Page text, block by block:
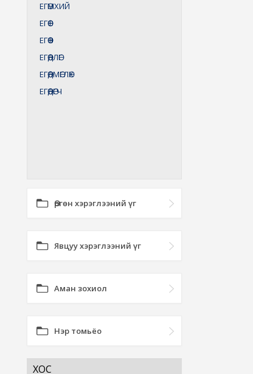
ЕГӨМХИЙ
ЕГӨӨI
ЕГӨӨII
ЕГӨӨДЛӨГ
ЕГӨӨДМӨГЛӨХ
ЕГӨӨДӨГЧ
Өргөн хэрэглээний үг
Явцуу хэрэглээний үг
Аман зохиол
Нэр томьёо
ХОС